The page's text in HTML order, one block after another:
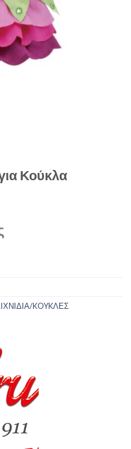
Κούκλα
KOYKΛΕΣ